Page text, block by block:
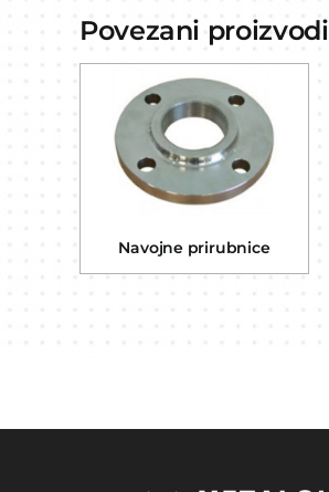
Povezani proizvodi
Navojne prirubnice